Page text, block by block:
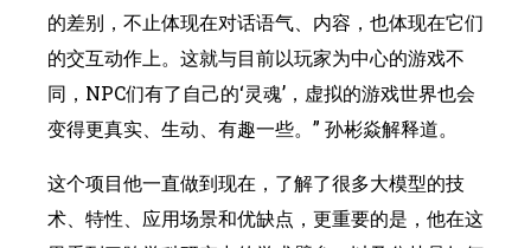
的差别，不止体现在对话语气、内容，也体现在它们
的交互动作上。这就与目前以玩家为中心的游戏不
同，NPC们有了自己的‘灵魂’，虚拟的游戏世界也会
变得更真实、生动、有趣一些。” 孙彬焱解释道。
这个项目他一直做到现在，了解了很多大模型的技
术、特性、应用场景和优缺点，更重要的是，他在这